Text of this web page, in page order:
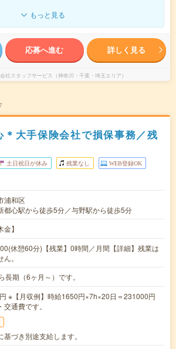
もっと見る
応募へ進む 詳しく見る
社スタッフサービス（神奈川・千葉・埼玉エリア）
＊大手保険会社で損保事務／残
土日祝日が休み 残業なし WEB登録OK
浦和区
都心駅から徒歩5分／与野駅から徒歩5分
金】
休憩60分)【残業】0時間／月間【詳細】残業は
。
長期（6ヶ月～）です。
※【月収例】時給1650円×7h×20日＝231000円
交通費です。
基づき別途支給します。